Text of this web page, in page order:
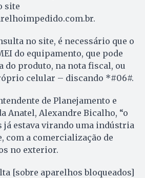
site
no site, é necessário que o
do equipamento, que pode
do produto, na nota fiscal, ou
celular – discando *#06#.
de Planejamento e
Anatel, Alexandre Bicalho, “o
já estava virando uma indústria
com a comercialização de
no exterior.
[sobre aparelhos bloqueados]